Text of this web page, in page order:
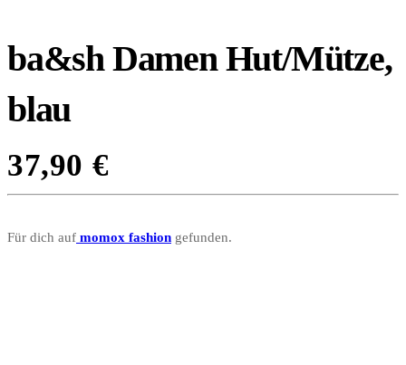
ba&sh Damen Hut/Mütze,
blau
37,90 €
Für dich auf momox fashion gefunden.